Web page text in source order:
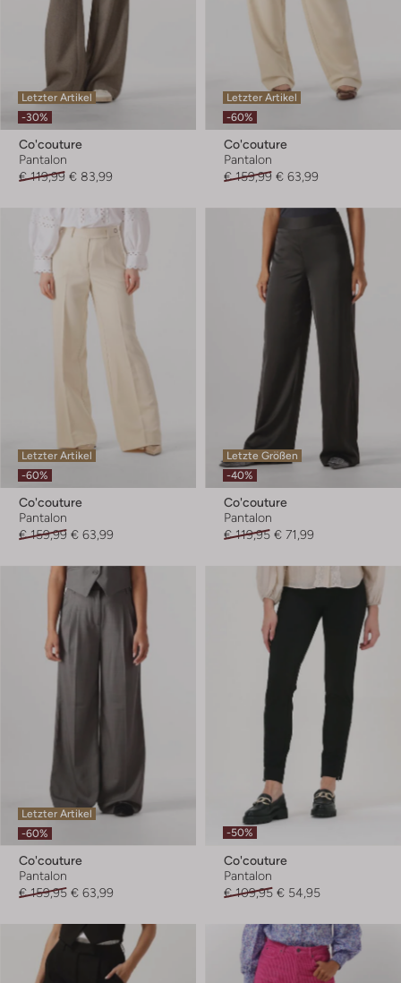
Letzter Artikel
-30%
Co'couture
Pantalon
€ 119,99 € 83,99
Letzter Artikel
-60%
Co'couture
Pantalon
€ 159,99 € 63,99
Letzter Artikel
-60%
Co'couture
Pantalon
€ 159,99 € 63,99
Letzte Größen
-40%
Co'couture
Pantalon
€ 119,95 € 71,99
Letzter Artikel
-60%
Co'couture
Pantalon
€ 159,95 € 63,99
-50%
Co'couture
Pantalon
€ 109,95 € 54,95